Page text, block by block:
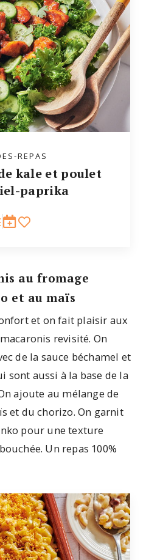
REPAS
kale et poulet
paprika
au fromage
et au maïs
et on fait plaisir aux
revisité. On
de la sauce béchamel et
sont aussi à la base de la
ajoute au mélange de
et du chorizo. On garnit
pour une texture
Un repas 100%